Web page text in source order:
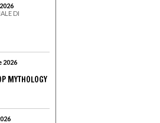
DI
2026
MYTHOLOGY